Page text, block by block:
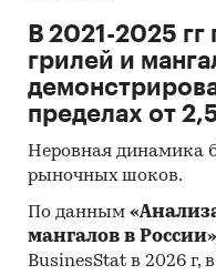
В 2021-2025
грилей и
пределах от
Неровная динамика
рыночных шоков.
По данным
мангалов в России»
BusinesStat в 2026 г,